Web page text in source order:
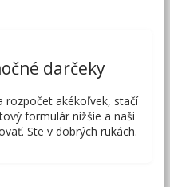
darčeky
rozpočet akékoľvek, stačí
formulár nižšie a naši
Ste v dobrých rukách.